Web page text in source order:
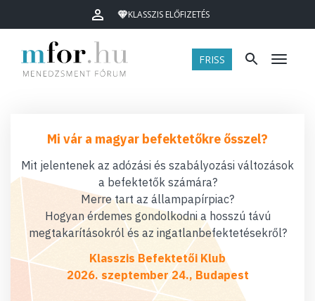
KLASSZIS ELŐFIZETÉS
FRISS Menü
Mi vár a magyar befektetőkre ősszel?
Mit jelentenek az adózási és szabályozási változások
a befektetők számára?
Merre tart az állampapírpiac?
Hogyan érdemes gondolkodni a hosszú távú
megtakarításokról és az ingatlanbefektetésekről?
Klasszis Befektetői Klub
2026. szeptember 24., Budapest